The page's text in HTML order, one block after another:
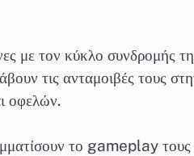
με τον κύκλο συνδρομής
τις ανταμοιβές τους
οφελών.
το gameplay τους